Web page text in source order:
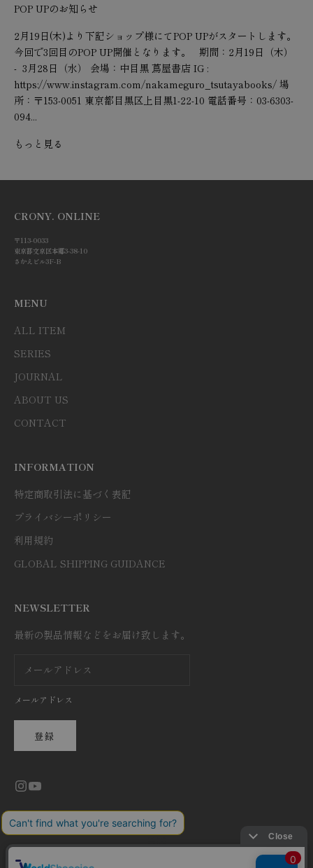
POP UPのお知らせ
2月19日(木)より下記ショップ様にてPOP UPがスタートします。
今回で3回目のPOP UP開催となります。 期間：2月19日（木）
- 3月28日（水） 会場：中目黒 蔦屋書店 IG :
https://www.instagram.com/nakameguro_tsutayabooks/ 場
所：〒153-0051 東京都目黒区上目黒1-22-10 電話番号：03-6303-
094...
もっと見る
CRONY. ONLINE
〒113-0033
東京都文京区本郷3-38-10
さかえビル3F-B
MENU
ALL ITEM
SERIES
JOURNAL
ABOUT US
CONTACT
INFORMATION
特定商取引法に基づく表記
プライバシーポリシー
利用規約
GLOBAL SHIPPING GUIDANCE
NEWSLETTER
最新の製品情報などをお届け致します。
メールアドレス
登録
日本語